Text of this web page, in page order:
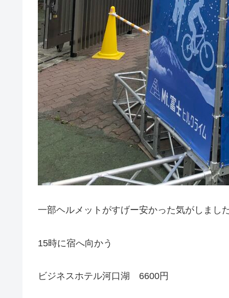
一部ヘルメットがすげー安かった気がしまし
15時に宿へ向かう
ビジネスホテル河口湖 6600円